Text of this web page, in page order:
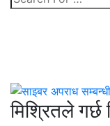
मिश्रितले गर्छ